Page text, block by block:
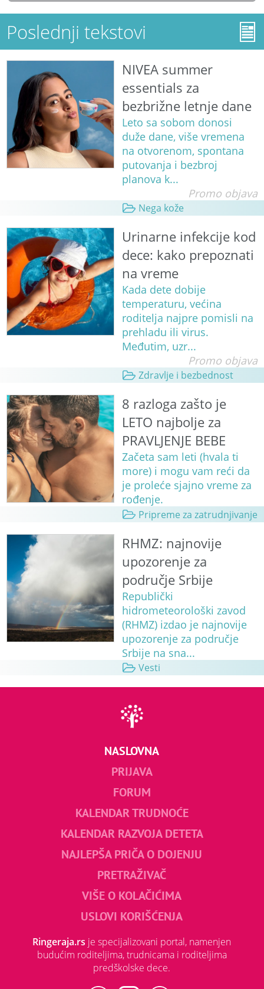
Poslednji tekstovi
NIVEA summer
essentials za
bezbrižne letnje dane
Leto sa sobom donosi
duže dane, više vremena
na otvorenom, spontana
putovanja i bezbroj
planova k...
Promo objava
Nega kože
Urinarne infekcije kod
dece: kako prepoznati
na vreme
Kada dete dobije
temperaturu, većina
roditelja najpre pomisli na
prehladu ili virus.
Međutim, uzr...
Promo objava
Zdravlje i bezbednost
8 razloga zašto je
LETO najbolje za
PRAVLJENJE BEBE
Začeta sam leti (hvala ti
more) i mogu vam reći da
je proleće sjajno vreme za
rođenje.
Pripreme za zatrudnjivanje
RHMZ: najnovije
upozorenje za
područje Srbije
Republički
hidrometeorološki zavod
(RHMZ) izdao je najnovije
upozorenje za područje
Srbije na sna...
Vesti
NASLOVNA
PRIJAVA
FORUM
KALENDAR TRUDNOĆE
KALENDAR RAZVOJA DETETA
NAJLEPŠA PRIČA O DOJENJU
PRETRAŽIVAČ
VIŠE O KOLAČIĆIMA
USLOVI KORIŠĆENJA
Ringeraja.rs je specijalizovani portal, namenjen
budućim roditeljima, trudnicama i roditeljima
predškolske dece.